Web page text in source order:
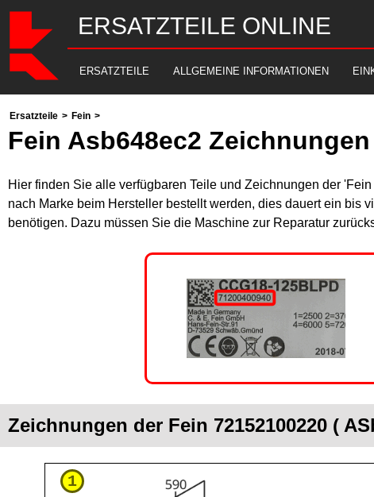
ERSATZTEILE ONLINE
ERSATZTEILE ALLGEMEINE INFORMATIONEN
Ersatzteile > Fein >
Fein Asb648ec2
Hier finden Sie alle verfügbaren Teile und Zeichnungen der
nach Marke beim Hersteller bestellt werden, dies dauert ein bis
benötigen. Dazu müssen Sie die Maschine zur Reparatur
Zeichnungen der Fein 72152100220 (
1